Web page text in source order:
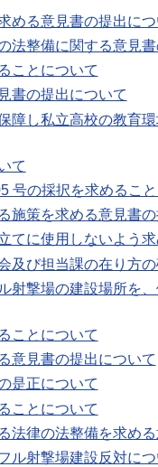
める意見書の提出につ
法整備に関する意見
ことについて
書の提出について
障し私立高校の教育
て
号の採択を求めるこ
施策を求める意見書
てに使用しないよう
及び担当課の在り方
射撃場の建設場所を
ことについて
意見書の提出について
是正について
ことについて
法律の法整備を求め
ル射撃場建設反対につ